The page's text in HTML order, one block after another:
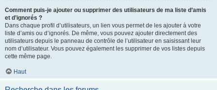
Comment puis-je ajouter ou supprimer des utilisateurs de ma liste d’amis
et d’ignorés ?
Dans chaque profil d’utilisateurs, un lien vous permet de les ajouter à votre
liste d’amis ou d’ignorés. De même, vous pouvez ajouter directement des
utilisateurs depuis le panneau de contrôle de l’utilisateur en saisissant leur
nom d’utilisateur. Vous pouvez également les supprimer de vos listes depuis
cette même page.
Haut